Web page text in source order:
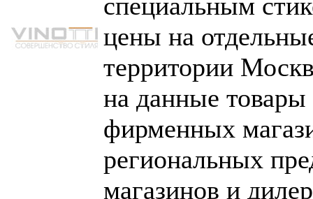
цены на
территории
на данные товары
фирменных
региональных
магазинов и